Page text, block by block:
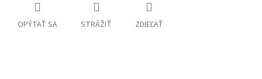
OPÝTAŤ SA STRÁŽIŤ ZDIEĽAŤ